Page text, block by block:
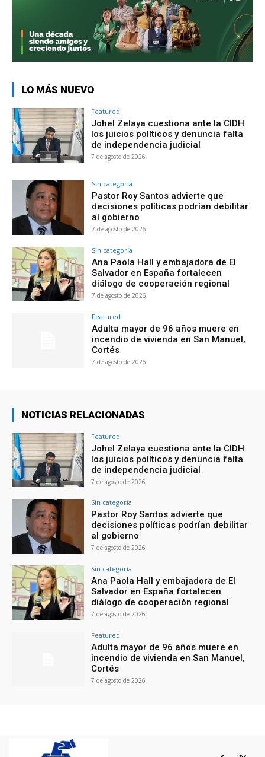
LO MÁS NUEVO
Featured
Johel Zelaya cuestiona ante la CIDH
los juicios políticos y denuncia falta
de independencia judicial
7 de agosto de 2026
Sin categoría
Pastor Roy Santos advierte que
decisiones políticas podrían debilitar
al gobierno
7 de agosto de 2026
Sin categoría
Ana Paola Hall y embajadora de El
Salvador en España fortalecen
diálogo de cooperación regional
7 de agosto de 2026
Featured
Adulta mayor de 96 años muere en
incendio de vivienda en San Manuel,
Cortés
7 de agosto de 2026
NOTICIAS RELACIONADAS
Featured
Johel Zelaya cuestiona ante la CIDH
los juicios políticos y denuncia falta
de independencia judicial
7 de agosto de 2026
Sin categoría
Pastor Roy Santos advierte que
decisiones políticas podrían debilitar
al gobierno
7 de agosto de 2026
Sin categoría
Ana Paola Hall y embajadora de El
Salvador en España fortalecen
diálogo de cooperación regional
7 de agosto de 2026
Featured
Adulta mayor de 96 años muere en
incendio de vivienda en San Manuel,
Cortés
7 de agosto de 2026